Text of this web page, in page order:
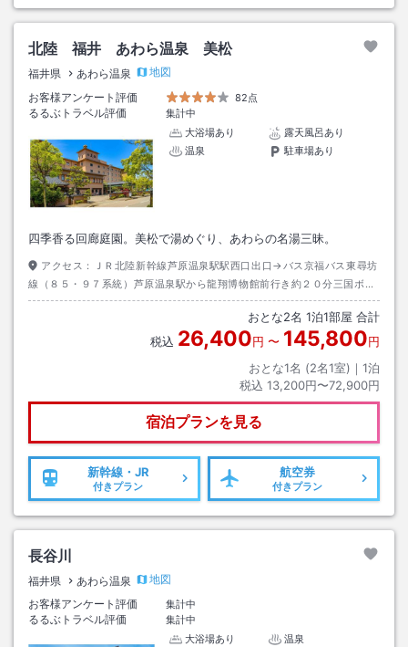
北陸 福井 あわら温泉 美松
福井県 あわら温泉
地図
お客様アンケート評価
82点
るるぶトラベル評価
集計中
大浴場あり
露天風呂あり
温泉
駐車場あり
四季香る回廊庭園。美松で湯めぐり、あわらの名湯三昧。
アクセス：
ＪＲ北陸新幹線芦原温泉駅駅西口出口→バス京福バス東尋坊
線（８５・９７系統）芦原温泉駅から龍翔博物館前行き約２０分三国ボー
ト場口下車→徒歩約１分
おとな2名 1泊1部屋 合計
税込 26,400円 〜 145,800円
おとな1名 (2名1室)｜ 1泊
税込 13,200円〜72,900円
宿泊プランを見る
新幹線・JR
付きプラン
航空券
付きプラン
長谷川
福井県 あわら温泉
地図
お客様アンケート評価
集計中
るるぶトラベル評価
集計中
大浴場あり
温泉